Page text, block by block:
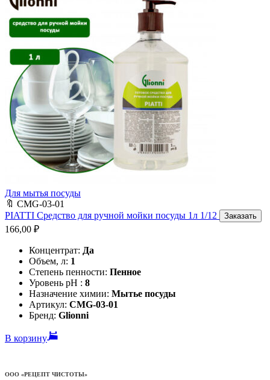
Для мытья посуды
🔖 CMG-03-01
PIATTI Средство для ручной мойки посуды 1л 1/12
Заказать
166,00 ₽
Концентрат: Да
Объем, л: 1
Степень пенности: Пенное
Уровень pH : 8
Назначение химии: Мытье посуды
Артикул: CMG-03-01
Бренд: Glionni
В корзину
ООО «РЕЦЕПТ ЧИСТОТЫ»